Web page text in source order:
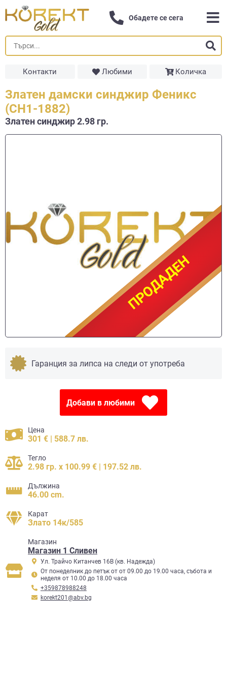
Обадете се сега
Контакти Любими Количка
Златен дамски синджир Феникс
(СН1-1882)
Златен синджир 2.98 гр.
ПРОДАДЕН
ПРОДАДЕН
Гаранция за липса на следи от употреба
Добави в любими
Цена
301 € | 588.7 лв.
Тегло
2.98 гр. x 100.99 € | 197.52 лв.
Дължина
46.00 cm.
Карат
Злато 14к/585
Mагазин
Магазин 1 Сливен
Ул. Трайчо Китанчев 16В (кв. Надежда)
От понеделник до петък от от 09.00 до 19.00 часа, събота и
неделя от 10.00 до 18.00 часа
+359878988248
korekt201@abv.bg